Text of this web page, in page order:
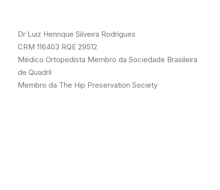
Dr Luiz Henrique Silveira Rodrigues
CRM 116403 RQE 29512
Médico Ortopedista Membro da Sociedade Brasileira
de Quadril
Membro da The Hip Preservation Society